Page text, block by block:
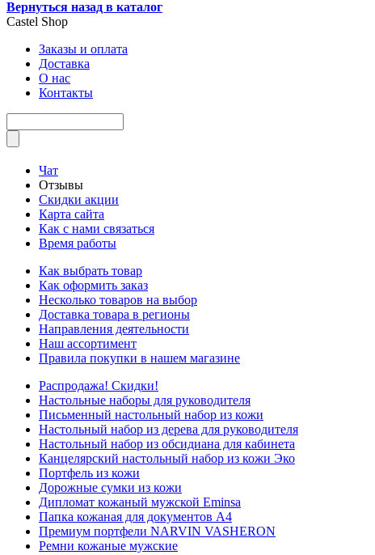
Вернуться назад в каталог
Castel Shop
Заказы и оплата
Доставка
О нас
Контакты
Чат
Отзывы
Скидки акции
Карта сайта
Как с нами связаться
Время работы
Как выбрать товар
Как оформить заказ
Несколько товаров на выбор
Доставка товара в регионы
Направления деятельности
Наш ассортимент
Правила покупки в нашем магазине
Распродажа! Скидки!
Настольные наборы для руководителя
Письменный настольный набор из кожи
Настольный набор из дерева для руководителя
Настольный набор из обсидиана для кабинета
Канцелярский настольный набор из кожи Эко
Портфель из кожи
Дорожные сумки из кожи
Дипломат кожаный мужской Eminsa
Папка кожаная для документов А4
Премиум портфели NARVIN VASHERON
Ремни кожаные мужские